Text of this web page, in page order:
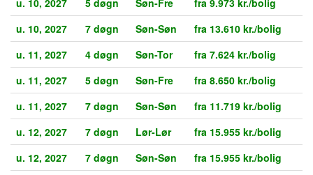
u. 10, 2027
7 døgn Søn-Søn
fra 13.610 kr./bolig
u. 11, 2027
4 døgn Søn-Tor
fra 7.624 kr./bolig
u. 11, 2027
5 døgn Søn-Fre
fra 8.650 kr./bolig
u. 11, 2027
7 døgn Søn-Søn
fra 11.719 kr./bolig
u. 12, 2027
7 døgn Lør-Lør
fra 15.955 kr./bolig
u. 12, 2027
7 døgn Søn-Søn
fra 15.955 kr./bolig